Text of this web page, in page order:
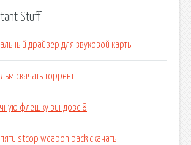
Stuff
драйвер для звуковой карты
скачать торрент
флешку виндовс 8
stcop weapon pack скачать